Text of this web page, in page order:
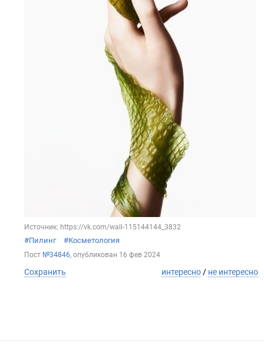
Источник: https://vk.com/wall-115144144_3832
#Пилинг #Косметология
Пост №34846, опубликован 16 фев 2024
Сохранить интересно / не интересно